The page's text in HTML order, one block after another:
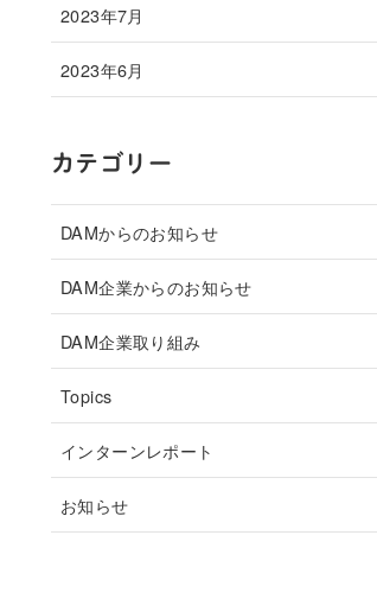
2023年7月
2023年6月
カテゴリー
DAMからのお知らせ
DAM企業からのお知らせ
DAM企業取り組み
Topics
インターンレポート
お知らせ